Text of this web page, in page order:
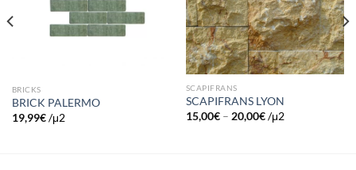
Πρόσθήκη
στην λίστα
επιθυμιών
BRICKS
BRICK PALERMO
19,99€ /μ2
Πρόσθήκη
στην λίστα
επιθυμιών
SCAPIFRANS
SCAPIFRANS LYON
15,00€– 20,00€ /μ2